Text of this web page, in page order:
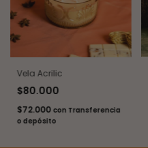
Vela Acrilic
$80.000
$72.000 con Transferencia
o depósito